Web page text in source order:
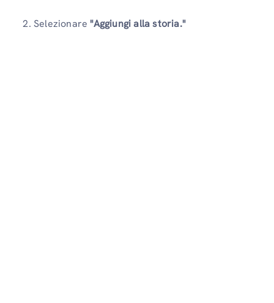
2. Selezionare"Aggiungi alla storia."